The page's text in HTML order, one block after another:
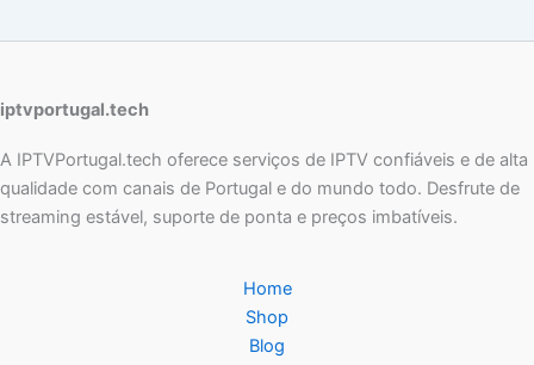
iptvportugal.tech
A IPTVPortugal.tech oferece serviços de IPTV confiáveis e de alta
qualidade com canais de Portugal e do mundo todo. Desfrute de
streaming estável, suporte de ponta e preços imbatíveis.
Home
Shop
Blog